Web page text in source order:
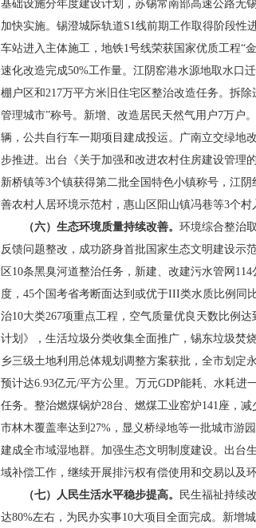
基础设施分年度建设计划，苏锡常南部高速公路无
加快实施。锡澄城际轨道S1线前期工作取得阶段性
车站进入主体施工，地铁1号线荣获国家优质工程“
速化改造完成50%工作量。江阴窑港水源地取水口
棚户区和217万平方米旧住宅区整治改造任务。拆
管理城市”称号。新增、改造居民天然气用户7万户
辆，公共自行车一期项目建成投运。广南立交绿地
步推进。出台《关于加强和改进农村住房建设管理
新桥镇等3个镇获得第二批全国特色小镇称号，江
善农村人居环境示范村，惠山区阳山镇冯巷等3个村
（六）生态环境质量持续改善。 环境综合整治
反馈问题整改，成功跻身首批国家生态文明建设示
区10条黑臭河道整治任务，新建、改建污水管网
度，45个国考省考断面达到或优于III类水质比例同
治10大类267项重点工程，空气质量优良天数比例
计划》，生活垃圾分类收集全面推广，锡东垃圾焚
乡三级土地利用总体规划调整方案获批，全市划定
预计达6.93亿元/平方公里。万元GDP能耗、水耗
任务。整治燃煤锅炉28台、燃煤工业窑炉141座，
市林木覆盖率达到27%，显义桥绿地等一批城市游
建成全市域湿地群。加强生态文明制度建设。出台
域补偿工作，继续开展排污权有偿使用和交易以及
（七）人民生活水平稳步提高。
民生福祉持续
达80%左右，为民办实事10大项目全面完成。新增